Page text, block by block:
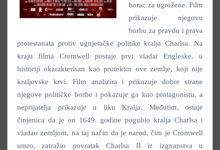
borac za ugrožene. Film
prikazuje njegovu
borbu za pravdu i prava
protestanata protiv ugnjetačke politike kralja Charlsa. Na
kraju filma Cromwell postaje prvi vladar Engleske, u
historiji okarakterisan kao protektor ove zemlje, koji nije
kraljevske krvi. Film analizira i prikazuje dobre strane
njegove političke borbe i pokazuje ga kao protagonistu, a
neprijatelja prikazuje u liku Kralja. Međutim, ostaje
činjenica da je on 1649. godine pogubio kralja Charlsa i
vladao zemljom, na taj način da je narod, čim je Cromwell
umro, zatražio povratak Charlsa II iz izgnanstva u